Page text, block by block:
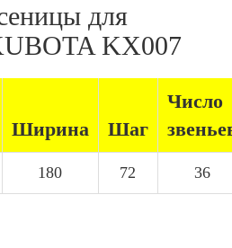
для
KX007
Ширина Шаг
Число
180 72 36